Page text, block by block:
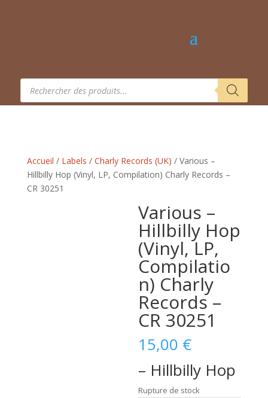
Recherche
produits
Accueil / Labels / Charly Records (UK) / Various –
Hillbilly Hop (Vinyl, LP, Compilation) Charly Records –
CR 30251
Various –
Hillbilly Hop
(Vinyl, LP,
Compilatio
n) Charly
Records –
CR 30251
15,00 €
– Hillbilly Hop
Rupture de stock